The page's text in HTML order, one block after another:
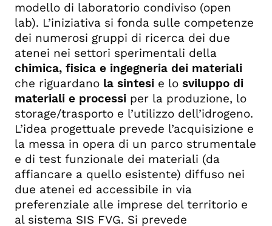
modello di laboratorio condiviso (open
lab). L’iniziativa si fonda sulle competenze
dei numerosi gruppi di ricerca dei due
atenei nei settori sperimentali della
chimica, fisica e ingegneria dei materiali
che riguardano la sintesi e lo sviluppo di
materiali e processi per la produzione, lo
storage/trasporto e l’utilizzo dell’idrogeno.
L’idea progettuale prevede l’acquisizione e
la messa in opera di un parco strumentale
e di test funzionale dei materiali (da
affiancare a quello esistente) diffuso nei
due atenei ed accessibile in via
preferenziale alle imprese del territorio e
al sistema SIS FVG. Si prevede